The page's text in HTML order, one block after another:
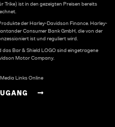
Trike) ist in den gezeigten Preisen bereits
der Harley-Davidson Finance. Harley-
Consumer Bank GmbH, die von der
ist und reguliert wird.
Bar & Shield LOGO sind eingetragene
Motor Company.
Links Online